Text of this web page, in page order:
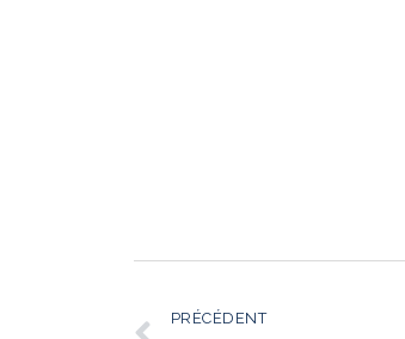
PRÉCÉDENT